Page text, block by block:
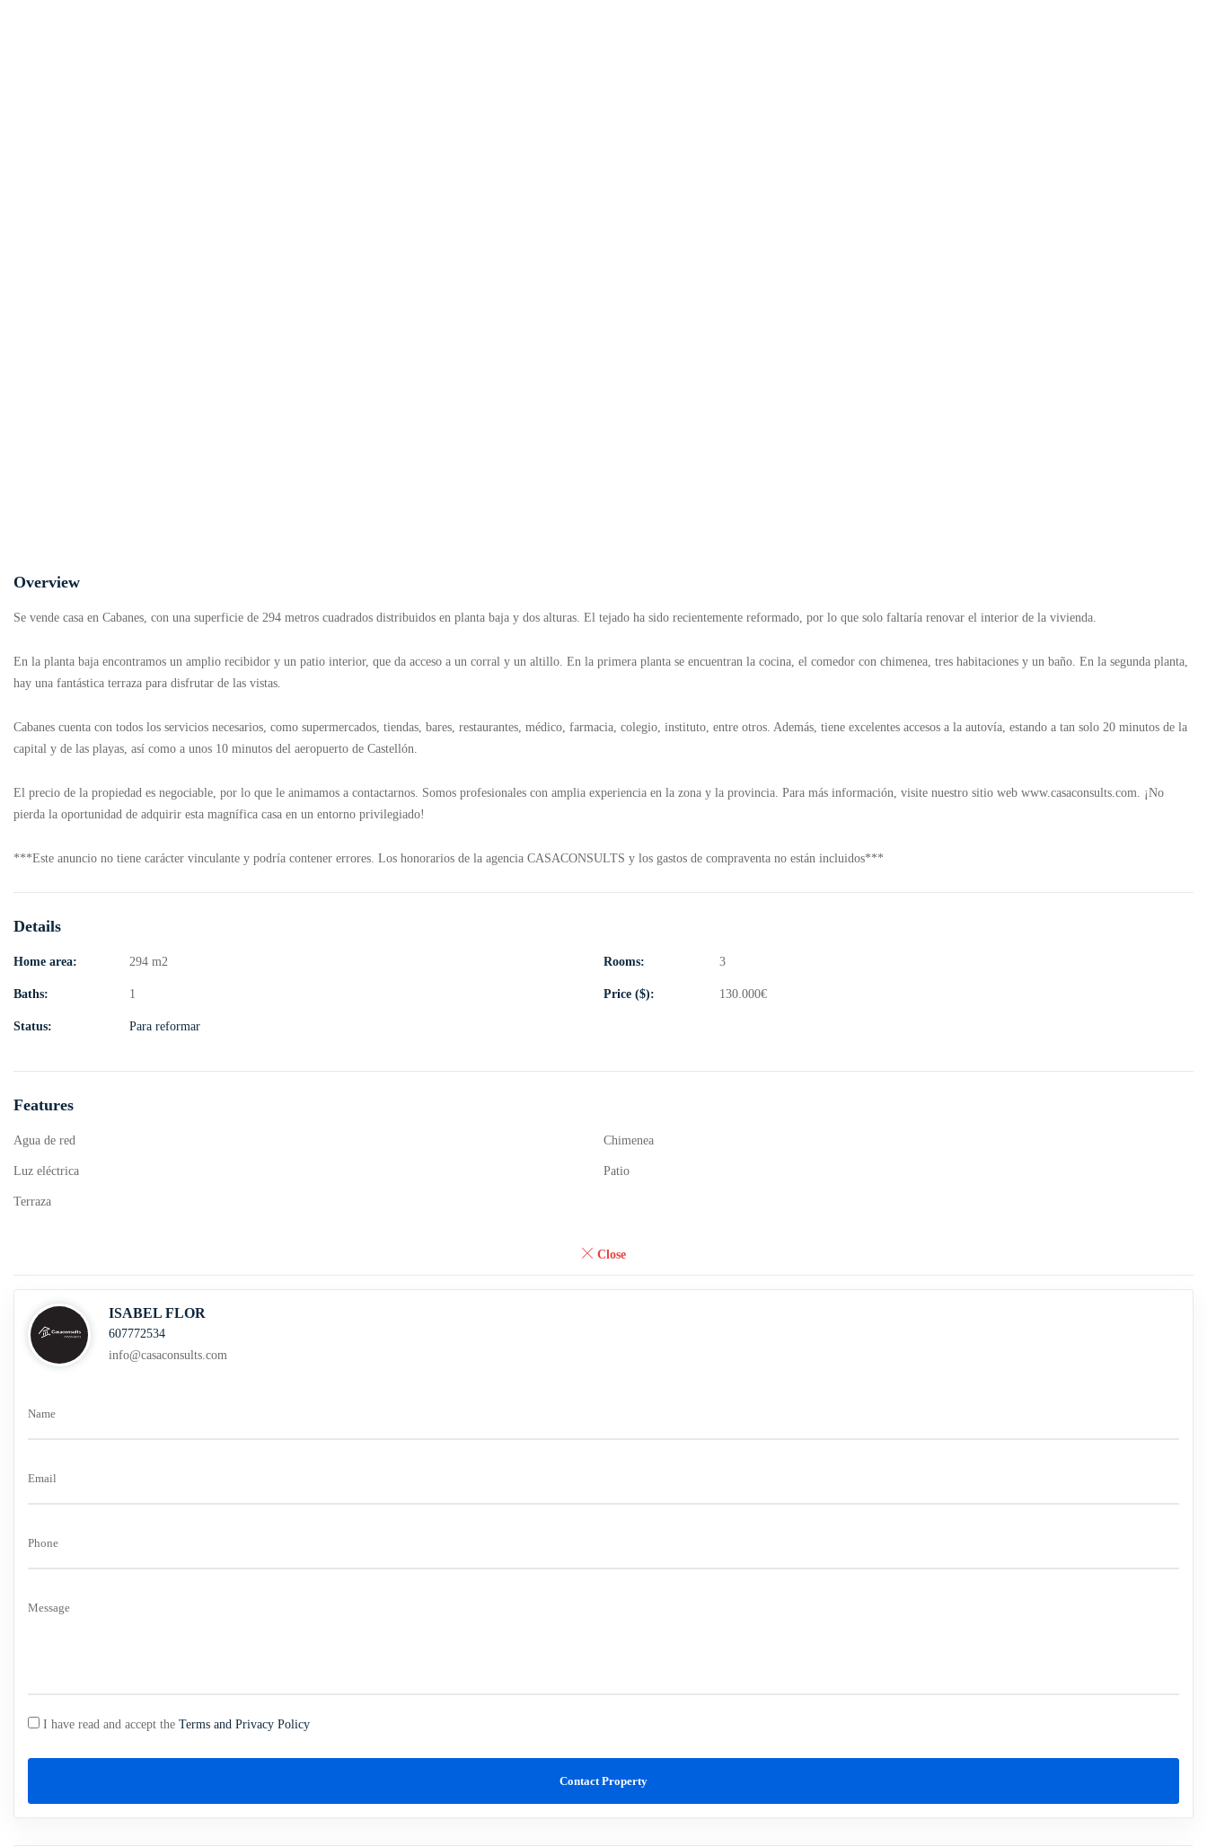
Overview
Se vende casa en Cabanes, con una superficie de 294 metros cuadrados distribuidos en planta baja y dos alturas. El tejado ha sido recientemente reformado, por lo que solo faltaría renovar el interior de la vivienda.
En la planta baja encontramos un amplio recibidor y un patio interior, que da acceso a un corral y un altillo. En la primera planta se encuentran la cocina, el comedor con chimenea, tres habitaciones y un baño. En la segunda planta,
hay una fantástica terraza para disfrutar de las vistas.
Cabanes cuenta con todos los servicios necesarios, como supermercados, tiendas, bares, restaurantes, médico, farmacia, colegio, instituto, entre otros. Además, tiene excelentes accesos a la autovía, estando a tan solo 20 minutos de la
capital y de las playas, así como a unos 10 minutos del aeropuerto de Castellón.
El precio de la propiedad es negociable, por lo que le animamos a contactarnos. Somos profesionales con amplia experiencia en la zona y la provincia. Para más información, visite nuestro sitio web www.casaconsults.com. ¡No
pierda la oportunidad de adquirir esta magnífica casa en un entorno privilegiado!
***Este anuncio no tiene carácter vinculante y podría contener errores. Los honorarios de la agencia CASACONSULTS y los gastos de compraventa no están incluidos***
Details
Home area: 294 m2 Rooms: 3
Baths: 1 Price ($): 130.000€
Status: Para reformar
Features
Agua de red Chimenea
Luz eléctrica Patio
Terraza
Close
ISABEL FLOR
607772534
info@casaconsults.com
Name
Email
Phone
Message
I have read and accept the Terms and Privacy Policy
Contact Property